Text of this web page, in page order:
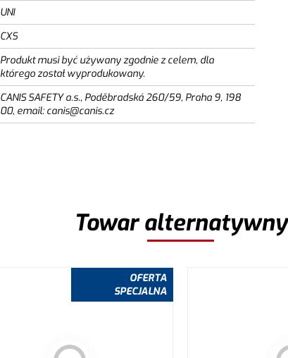
UNI
CXS
Produkt musi być używany zgodnie z celem, dla
którego został wyprodukowany.
CANIS SAFETY a.s., Poděbradská 260/59, Praha 9, 198
00, email: canis@canis.cz
Towar alternatywny
OFERTA
SPECJALNA